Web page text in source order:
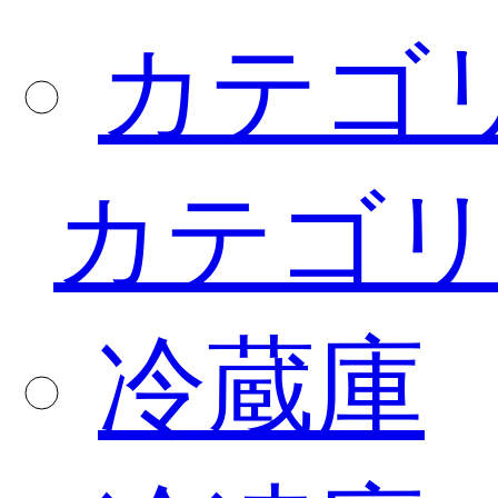
カテゴ
カテゴリ
冷蔵庫